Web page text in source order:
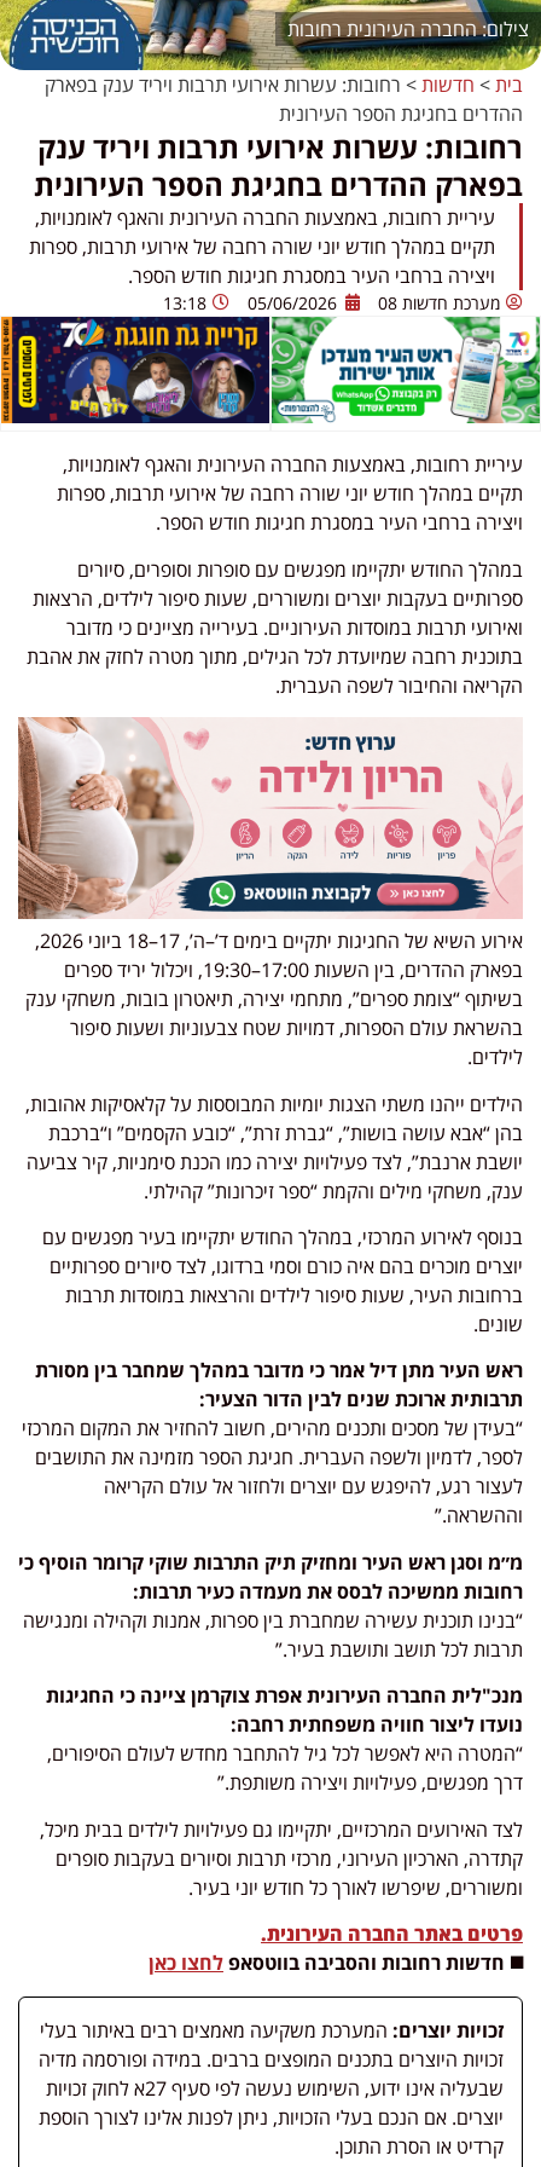
החברה העירונית רחובות
בית> חדשות> רחובות: עשרות אירועי תרבות ויריד ענק בפארק
ההדרים בחגיגת הספר העירונית
רחובות: עשרות אירועי תרבות ויריד ענק
בפארק ההדרים בחגיגת הספר העירונית
עיריית רחובות, באמצעות החברה העירונית והאגף לאומנויות,
תקיים במהלך חודש יוני שורה רחבה של אירועי תרבות, ספרות
ויצירה ברחבי העיר במסגרת חגיגות חודש הספר.
מערכת חדשות 08 05/06/2026
13:18
עיריית רחובות, באמצעות החברה העירונית והאגף לאומנויות,
תקיים במהלך חודש יוני שורה רחבה של אירועי תרבות, ספרות
ויצירה ברחבי העיר במסגרת חגיגות חודש הספר.
במהלך החודש יתקיימו מפגשים עם סופרות וסופרים, סיורים
ספרותיים בעקבות יוצרים ומשוררים, שעות סיפור לילדים, הרצאות
ואירועי תרבות במוסדות העירוניים. בעירייה מציינים כי מדובר
בתוכנית רחבה שמיועדת לכל הגילים, מתוך מטרה לחזק את אהבת
הקריאה והחיבור לשפה העברית.
אירוע השיא של החגיגות יתקיים בימים ד’–ה’, 17–18 ביוני 2026,
בפארק ההדרים, בין השעות 17:00–19:30, ויכלול יריד ספרים
בשיתוף “צומת ספרים”, מתחמי יצירה, תיאטרון בובות, משחקי ענק
בהשראת עולם הספרות, דמויות שטח צבעוניות ושעות סיפור
לילדים.
הילדים ייהנו משתי הצגות יומיות המבוססות על קלאסיקות אהובות,
בהן “אבא עושה בושות”, “גברת זרת”, “כובע הקסמים” ו“ברכבת
יושבת ארנבת”, לצד פעילויות יצירה כמו הכנת סימניות, קיר צביעה
ענק, משחקי מילים והקמת “ספר זיכרונות” קהילתי.
בנוסף לאירוע המרכזי, במהלך החודש יתקיימו בעיר מפגשים עם
יוצרים מוכרים בהם איה כורם וסמי ברדוגו, לצד סיורים ספרותיים
ברחובות העיר, שעות סיפור לילדים והרצאות במוסדות תרבות
שונים.
ראש העיר מתן דיל אמר כי מדובר במהלך שמחבר בין מסורת
תרבותית ארוכת שנים לבין הדור הצעיר:
“בעידן של מסכים ותכנים מהירים, חשוב להחזיר את המקום המרכזי
לספר, לדמיון ולשפה העברית. חגיגת הספר מזמינה את התושבים
לעצור רגע, להיפגש עם יוצרים ולחזור אל עולם הקריאה
וההשראה.”
מ״מ וסגן ראש העיר ומחזיק תיק התרבות שוקי קרומר הוסיף כי
רחובות ממשיכה לבסס את מעמדה כעיר תרבות:
“בנינו תוכנית עשירה שמחברת בין ספרות, אמנות וקהילה ומנגישה
תרבות לכל תושב ותושבת בעיר.”
מנכ"לית החברה העירונית אפרת צוקרמן ציינה כי החגיגות
נועדו ליצור חוויה משפחתית רחבה:
“המטרה היא לאפשר לכל גיל להתחבר מחדש לעולם הסיפורים,
דרך מפגשים, פעילויות ויצירה משותפת.”
לצד האירועים המרכזיים, יתקיימו גם פעילויות לילדים בבית מיכל,
קתדרה, הארכיון העירוני, מרכזי תרבות וסיורים בעקבות סופרים
ומשוררים, שיפרשו לאורך כל חודש יוני בעיר.
פרטים באתר החברה העירונית.
◼️ חדשות רחובות והסביבה בווטסאפלחצו כאן
זכויות יוצרים: המערכת משקיעה מאמצים רבים באיתור בעלי
זכויות היוצרים בתכנים המופצים ברבים. במידה ופורסמה מדיה
שבעליה אינו ידוע, השימוש נעשה לפי סעיף 27א לחוק זכויות
יוצרים. אם הנכם בעלי הזכויות, ניתן לפנות אלינו לצורך הוספת
קרדיט או הסרת התוכן.